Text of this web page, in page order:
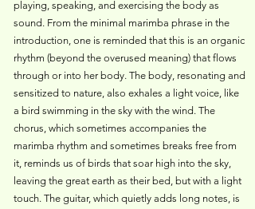
playing, speaking, and exercising the body as
sound. From the minimal marimba phrase in the
introduction, one is reminded that this is an organic
rhythm (beyond the overused meaning) that flows
through or into her body. The body, resonating and
sensitized to nature, also exhales a light voice, like
a bird swimming in the sky with the wind. The
chorus, which sometimes accompanies the
marimba rhythm and sometimes breaks free from
it, reminds us of birds that soar high into the sky,
leaving the great earth as their bed, but with a light
touch. The guitar, which quietly adds long notes, is